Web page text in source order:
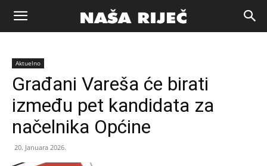
Naša
riječ
Aktuelno
Građani Vareša će birati
između pet kandidata za
načelnika Općine
20. Januara 2026.